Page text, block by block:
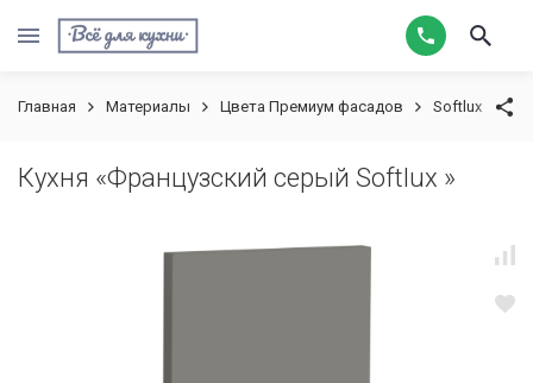
Главная Материалы Цвета Премиум фасадов Softlux
Кухня «Французский серый Softlux »